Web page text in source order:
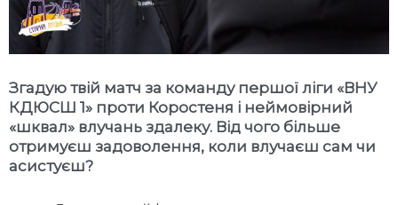
Згадую твій матч за команду першої ліги «ВНУ
КДЮСШ 1» проти Коростеня і неймовірний
«шквал» влучань здалеку. Від чого більше
отримуєш задоволення, коли влучаєш сам чи
асистуєш?